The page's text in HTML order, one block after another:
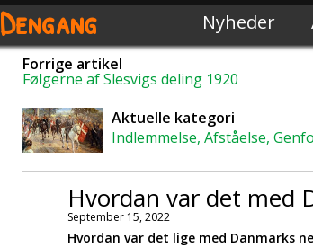
Dengang Nyheder
Forrige artikel
Følgerne af Slesvigs deling 1920
Aktuelle kategori
Indlemmelse, Afståelse,
Hvordan var det med
September 15, 2022
Hvordan var det lige med Danmarks